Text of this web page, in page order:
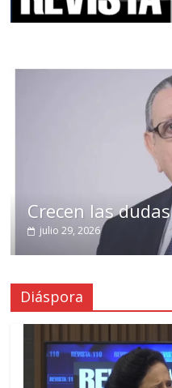
Crecen las dudas
julio 29, 2026
Diáspora